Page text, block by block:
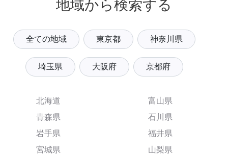
地域から検索する
全ての地域 東京都 神奈川県
埼玉県 大阪府 京都府
北海道
青森県
岩手県
宮城県
富山県
石川県
福井県
山梨県